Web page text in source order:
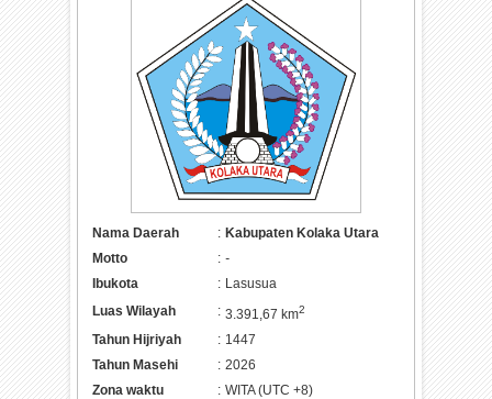
Nama Daerah : Kabupaten Kolaka Utara
Motto
: -
Ibukota
: Lasusua
Luas Wilayah
: 3.391,67 km2
Tahun Hijriyah : 1447
Tahun Masehi
: 2026
Zona waktu
: WITA (UTC +8)